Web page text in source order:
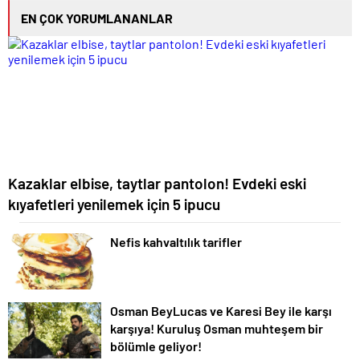
EN ÇOK YORUMLANANLAR
Kazaklar elbise, taytlar pantolon! Evdeki eski
kıyafetleri yenilemek için 5 ipucu
Nefis kahvaltılık tarifler
Osman BeyLucas ve Karesi Bey ile karşı
karşıya! Kuruluş Osman muhteşem bir
bölümle geliyor!